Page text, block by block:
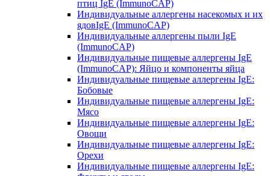
птиц IgE (ImmunoCAP)
Индивидуальные аллергены насекомых и их
ядовIgE (ImmunoCAP)
Индивидуальные аллергены пыли IgE
(ImmunoCAP)
Индивидуальные пищевые аллергены IgE
(ImmunoCAP): Яйцо и компоненты яйца
Индивидуальные пищевые аллергены IgE:
Бобовые
Индивидуальные пищевые аллергены IgE:
Мясо
Индивидуальные пищевые аллергены IgE:
Овощи
Индивидуальные пищевые аллергены IgE:
Орехи
Индивидуальные пищевые аллергены IgE: